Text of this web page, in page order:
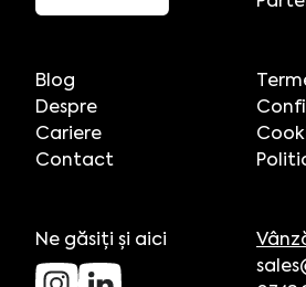
Blog
Despre
Cariere
Contact
Ne găsiți și aici